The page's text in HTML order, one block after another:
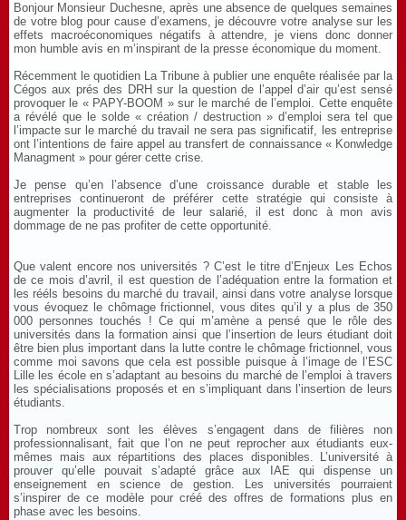
Bonjour Monsieur Duchesne, après une absence de quelques semaines
de votre blog pour cause d’examens, je découvre votre analyse sur les
effets macroéconomiques négatifs à attendre, je viens donc donner
mon humble avis en m’inspirant de la presse économique du moment.
Récemment le quotidien La Tribune à publier une enquête réalisée par la
Cégos aux prés des DRH sur la question de l’appel d’air qu’est sensé
provoquer le « PAPY-BOOM » sur le marché de l’emploi. Cette enquête
a révélé que le solde « création / destruction » d’emploi sera tel que
l’impacte sur le marché du travail ne sera pas significatif, les entreprise
ont l’intentions de faire appel au transfert de connaissance « Konwledge
Managment » pour gérer cette crise.
Je pense qu’en l’absence d’une croissance durable et stable les
entreprises continueront de préférer cette stratégie qui consiste à
augmenter la productivité de leur salarié, il est donc à mon avis
dommage de ne pas profiter de cette opportunité.
Que valent encore nos universités ? C’est le titre d’Enjeux Les Echos
de ce mois d’avril, il est question de l’adéquation entre la formation et
les rééls besoins du marché du travail, ainsi dans votre analyse lorsque
vous évoquez le chômage frictionnel, vous dites qu’il y a plus de 350
000 personnes touchés ! Ce qui m’amène a pensé que le rôle des
universités dans la formation ainsi que l’insertion de leurs étudiant doit
être bien plus important dans la lutte contre le chômage frictionnel, vous
comme moi savons que cela est possible puisque à l’image de l’ESC
Lille les école en s’adaptant au besoins du marché de l’emploi à travers
les spécialisations proposés et en s’impliquant dans l’insertion de leurs
étudiants.
Trop nombreux sont les élèves s’engagent dans de filières non
professionnalisant, fait que l’on ne peut reprocher aux étudiants eux-
mêmes mais aux répartitions des places disponibles. L’université à
prouver qu’elle pouvait s’adapté grâce aux IAE qui dispense un
enseignement en science de gestion. Les universités pourraient
s’inspirer de ce modèle pour créé des offres de formations plus en
phase avec les besoins.